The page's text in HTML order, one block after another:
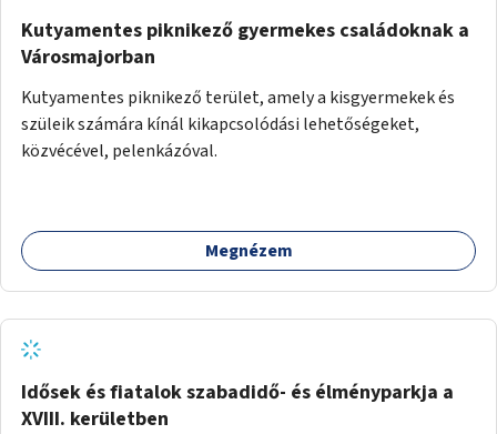
Kutyamentes piknikező gyermekes családoknak a
Városmajorban
Kutyamentes piknikező terület, amely a kisgyermekek és
szüleik számára kínál kikapcsolódási lehetőségeket,
közvécével, pelenkázóval.
Megnézem
Idősek és fiatalok szabadidő- és élményparkja a
XVIII. kerületben